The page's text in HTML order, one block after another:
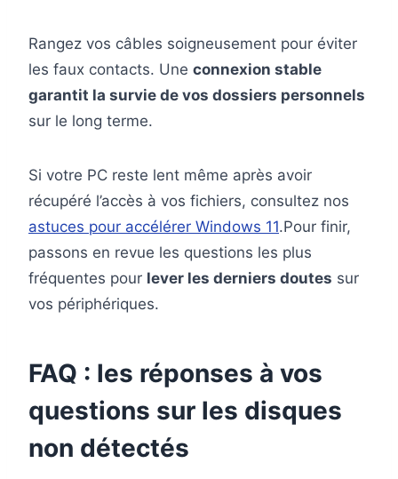
Rangez vos câbles soigneusement pour éviter
les faux contacts. Une connexion stable
garantit la survie de vos dossiers personnels
sur le long terme.
Si votre PC reste lent même après avoir
récupéré l’accès à vos fichiers, consultez nos
astuces pour accélérer Windows 11.Pour finir,
passons en revue les questions les plus
fréquentes pour lever les derniers doutes sur
vos périphériques.
FAQ : les réponses à vos
questions sur les disques
non détectés